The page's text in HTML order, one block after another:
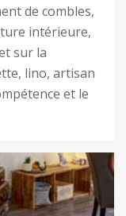
de combles,
intérieure,
sur la
lino, artisan
et le